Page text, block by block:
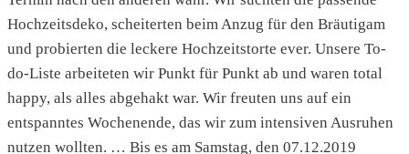
Hochzeitsdeko, scheiterten beim Anzug für den Bräutigam
und probierten die leckere Hochzeitstorte ever. Unsere To-
do-Liste arbeiteten wir Punkt für Punkt ab und waren total
happy, als alles abgehakt war. Wir freuten uns auf ein
entspanntes Wochenende, das wir zum intensiven Ausruhen
nutzen wollten. … Bis es am Samstag, den 07.12.2019